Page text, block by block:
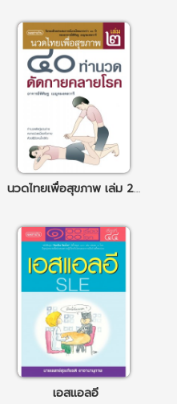
นวดไทยเพื่อสุขภาพ เล่ม 2 : 40 ท่านวดดัดกายคลายโรค
เอสแอลอี